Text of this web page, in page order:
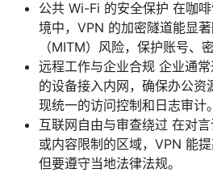
公共 Wi-Fi 的安全保护 在咖
境中，VPN 的加密隧道能显
（MITM）风险，保护账号、
远程工作与企业合规 企业通
的设备接入内网，确保办公资
现统一的访问控制和日志审计。
互联网自由与审查绕过 在对
或内容限制的区域，VPN 能提
但要遵守当地法律法规。